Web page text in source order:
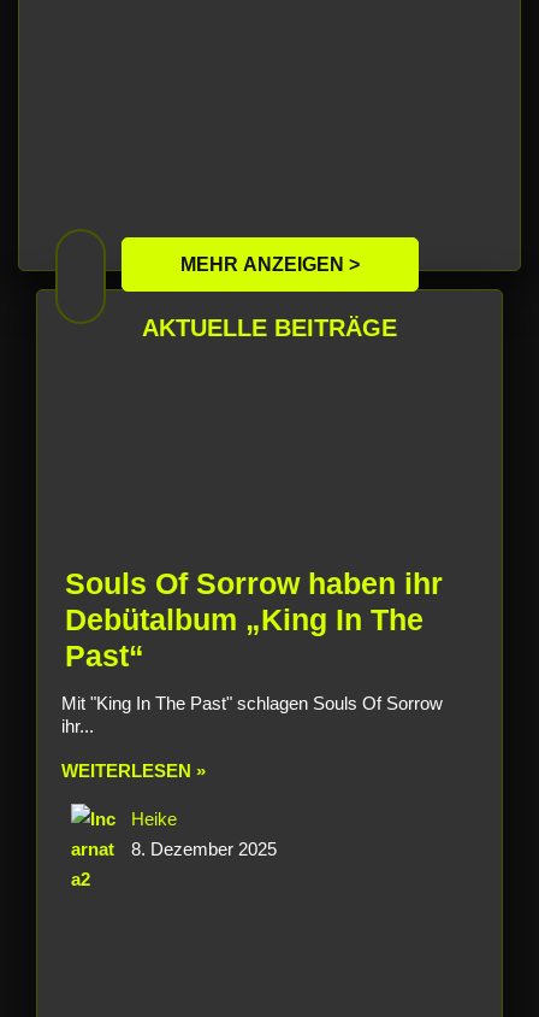
MEHR ANZEIGEN >
AKTUELLE BEITRÄGE
Souls Of Sorrow haben ihr
Debütalbum „King In The
Past“
Mit "King In The Past" schlagen Souls Of Sorrow
ihr...
WEITERLESEN »
Heike
8. Dezember 2025